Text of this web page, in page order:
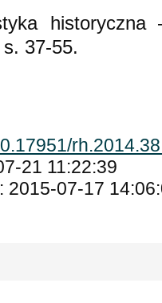
s. 37-55.
21 11:22:39
2015-07-17